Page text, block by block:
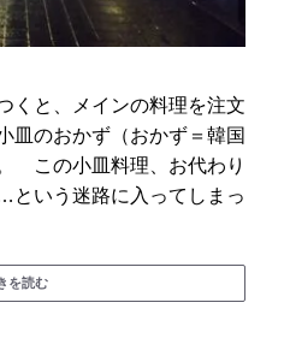
くと、メインの料理を注文
皿のおかず（おかず＝韓国
この小皿料理、お代わり
いう迷路に入ってしまっ
を読む